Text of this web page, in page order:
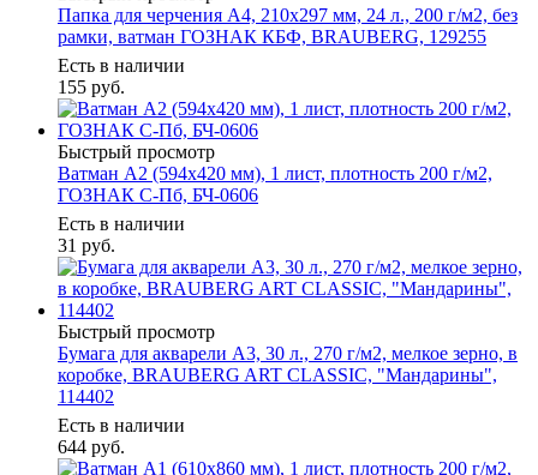
Папка для черчения А4, 210х297 мм, 24 л., 200 г/м2, без
рамки, ватман ГОЗНАК КБФ, BRAUBERG, 129255
Есть в наличии
155 руб.
Быстрый просмотр
Ватман А2 (594х420 мм), 1 лист, плотность 200 г/м2,
ГОЗНАК С-Пб, БЧ-0606
Есть в наличии
31 руб.
Быстрый просмотр
Бумага для акварели А3, 30 л., 270 г/м2, мелкое зерно, в
коробке, BRAUBERG ART CLASSIC, "Мандарины",
114402
Есть в наличии
644 руб.